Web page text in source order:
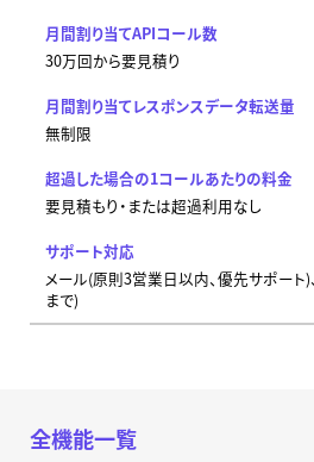
30万回から要見積り
無制限
要見積もり・または超過利用なし
メール(原則3営業日以内、優先サポート
まで)
全機能一覧